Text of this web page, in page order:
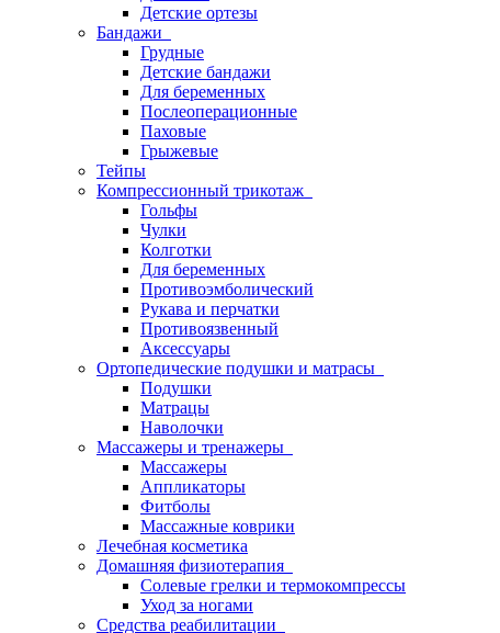
Детские ортезы
Бандажи
Грудные
Детские бандажи
Для беременных
Послеоперационные
Паховые
Грыжевые
Тейпы
Компрессионный трикотаж
Гольфы
Чулки
Колготки
Для беременных
Противоэмболический
Рукава и перчатки
Противоязвенный
Аксессуары
Ортопедические подушки и матрасы
Подушки
Матрацы
Наволочки
Массажеры и тренажеры
Массажеры
Аппликаторы
Фитболы
Массажные коврики
Лечебная косметика
Домашняя физиотерапия
Солевые грелки и термокомпрессы
Уход за ногами
Средства реабилитации